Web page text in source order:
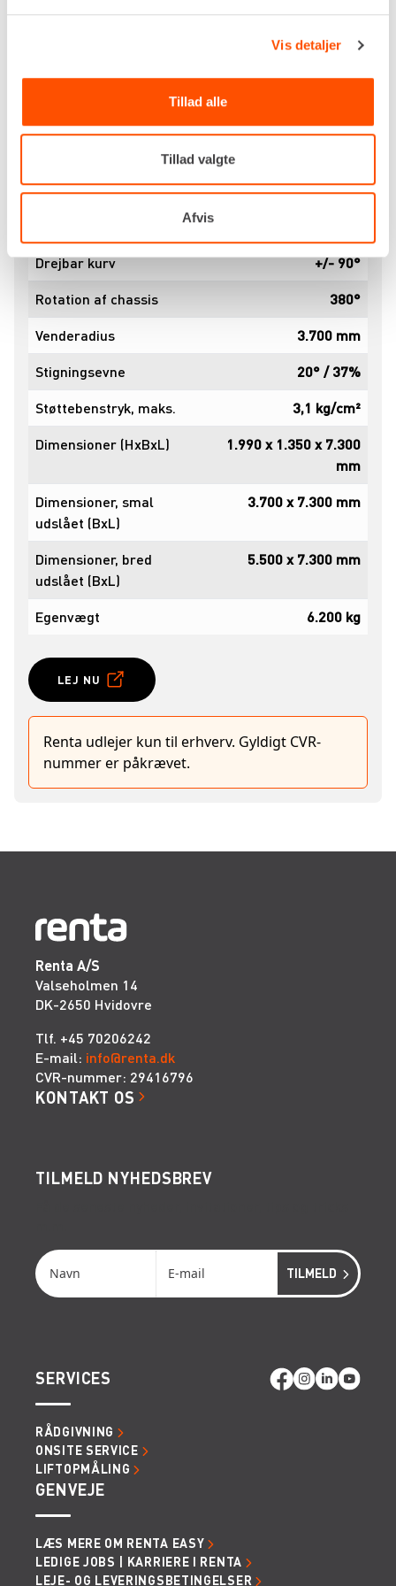
Vis detaljer
Tillad alle
Tillad valgte
Afvis
Specifikationer Dokumenter
Diesel / 230v
Arbejdshøjde, maks.
33,00 m
Platformskapacitet
250 kg
Drejbar kurv
+/- 90°
Rotation af chassis
380°
Venderadius
3.700 mm
Stigningsevne
20° / 37%
Støttebenstryk, maks.
3,1 kg/cm²
Dimensioner (HxBxL)
1.990 x 1.350 x 7.300
mm
Dimensioner, smal
udslået (BxL)
3.700 x 7.300 mm
Dimensioner, bred
udslået (BxL)
5.500 x 7.300 mm
Egenvægt 6.200 kg
LEJ NU
Renta udlejer kun til erhverv. Gyldigt CVR-
nummer er påkrævet.
Renta A/S
Valseholmen 14
DK-2650 Hvidovre
Tlf. +45 70206242
E-mail: info@renta.dk
CVR-nummer: 29416796
KONTAKT OS
TILMELD NYHEDSBREV
SERVICES
RÅDGIVNING
ONSITE SERVICE
LIFTOPMÅLING
GENVEJE
LÆS MERE OM RENTA EASY
LEDIGE JOBS | KARRIERE I RENTA
LEJE- OG LEVERINGSBETINGELSER